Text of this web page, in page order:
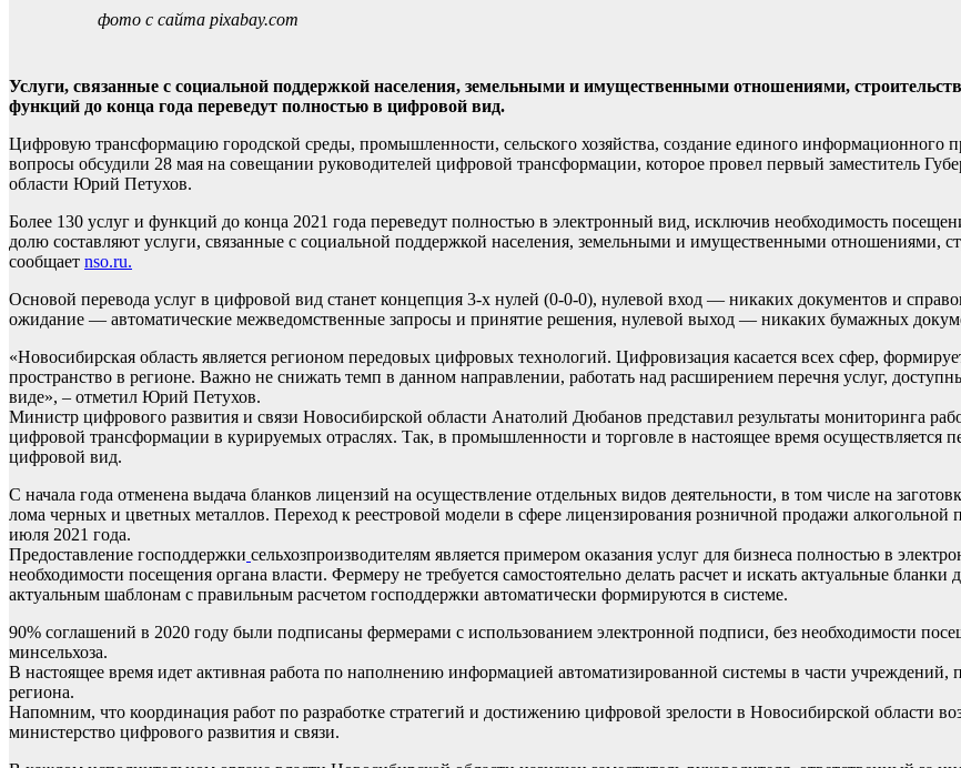
фото с сайта pixabay.com
Услуги, связанные с социальной поддержкой населения, земельными и имущественными отношениями,
функций до конца года переведут полностью в цифровой вид.
Цифровую трансформацию городской среды, промышленности, сельского хозяйства, создание единого информационного
вопросы обсудили 28 мая на совещании руководителей цифровой трансформации, которое провел первый заместитель
области Юрий Петухов.
Более 130 услуг и функций до конца 2021 года переведут полностью в электронный вид, исключив необходимость
долю составляют услуги, связанные с социальной поддержкой населения, земельными и имущественными отношениями,
сообщает nso.ru.
Основой перевода услуг в цифровой вид станет концепция 3-х нулей (0-0-0), нулевой вход — никаких документов и
ожидание — автоматические межведомственные запросы и принятие решения, нулевой выход — никаких бумажных
«Новосибирская область является регионом передовых цифровых технологий. Цифровизация касается всех сфер,
пространство в регионе. Важно не снижать темп в данном направлении, работать над расширением перечня услуг,
виде», – отметил Юрий Петухов.
Министр цифрового развития и связи Новосибирской области Анатолий Дюбанов представил результаты мониторинга
цифровой трансформации в курируемых отраслях. Так, в промышленности и торговле в настоящее время осуществляется
цифровой вид.
С начала года отменена выдача бланков лицензий на осуществление отдельных видов деятельности, в том числе на
лома черных и цветных металлов. Переход к реестровой модели в сфере лицензирования розничной продажи алкогольной
июля 2021 года.
Предоставление господдержки сельхозпроизводителям является примером оказания услуг для бизнеса полностью в
необходимости посещения органа власти. Фермеру не требуется самостоятельно делать расчет и искать актуальные
актуальным шаблонам с правильным расчетом господдержки автоматически формируются в системе.
90% соглашений в 2020 году были подписаны фермерами с использованием электронной подписи, без необходимости
минсельхоза.
В настоящее время идет активная работа по наполнению информацией автоматизированной системы в части учреждений,
региона.
Напомним, что координация работ по разработке стратегий и достижению цифровой зрелости в Новосибирской области
министерство цифрового развития и связи.